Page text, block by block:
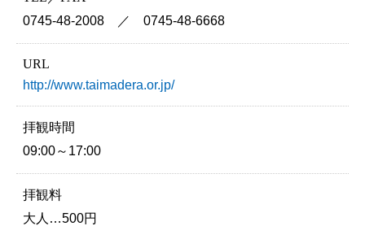
0745-48-2008 ／ 0745-48-6668
URL
http://www.taimadera.or.jp/
拝観時間
09:00～17:00
拝観料
大人…500円